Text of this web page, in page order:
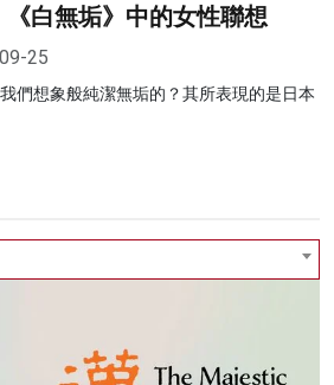
白無垢》中的女性聯想
25
們想象般純潔無垢的？其所表現的是日本